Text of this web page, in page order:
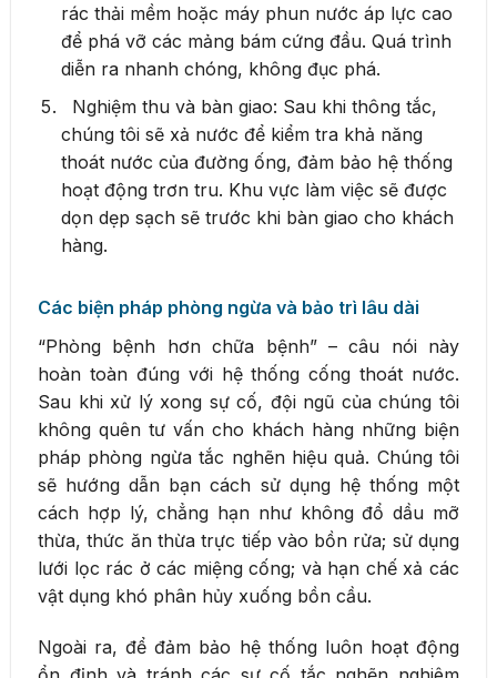
rác thải mềm hoặc máy phun nước áp lực cao
để phá vỡ các mảng bám cứng đầu. Quá trình
diễn ra nhanh chóng, không đục phá.
Nghiệm thu và bàn giao: Sau khi thông tắc,
chúng tôi sẽ xả nước để kiểm tra khả năng
thoát nước của đường ống, đảm bảo hệ thống
hoạt động trơn tru. Khu vực làm việc sẽ được
dọn dẹp sạch sẽ trước khi bàn giao cho khách
hàng.
Các biện pháp phòng ngừa và bảo trì lâu dài
“Phòng bệnh hơn chữa bệnh” – câu nói này
hoàn toàn đúng với hệ thống cống thoát nước.
Sau khi xử lý xong sự cố, đội ngũ của chúng tôi
không quên tư vấn cho khách hàng những biện
pháp phòng ngừa tắc nghẽn hiệu quả. Chúng tôi
sẽ hướng dẫn bạn cách sử dụng hệ thống một
cách hợp lý, chẳng hạn như không đổ dầu mỡ
thừa, thức ăn thừa trực tiếp vào bồn rửa; sử dụng
lưới lọc rác ở các miệng cống; và hạn chế xả các
vật dụng khó phân hủy xuống bồn cầu.
Ngoài ra, để đảm bảo hệ thống luôn hoạt động